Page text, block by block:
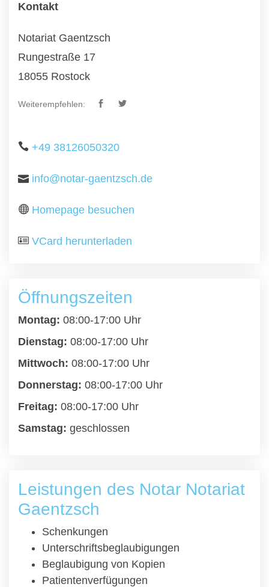
Kontakt
Notariat Gaentzsch
Rungestraße 17
18055 Rostock
Weiterempfehlen:
+49 38126050320
info@notar-gaentzsch.de
Homepage besuchen
VCard herunterladen
Öffnungszeiten
Montag: 08:00-17:00 Uhr
Dienstag: 08:00-17:00 Uhr
Mittwoch: 08:00-17:00 Uhr
Donnerstag: 08:00-17:00 Uhr
Freitag: 08:00-17:00 Uhr
Samstag: geschlossen
Leistungen des Notar Notariat
Gaentzsch
Schenkungen
Unterschriftsbeglaubigungen
Beglaubigung von Kopien
Patientenverfügungen